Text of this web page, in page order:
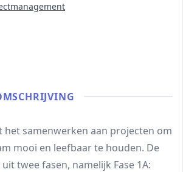
samenwerken aan projecten om
mooi en leefbaar te houden. De
twee fasen, namelijk Fase 1A: